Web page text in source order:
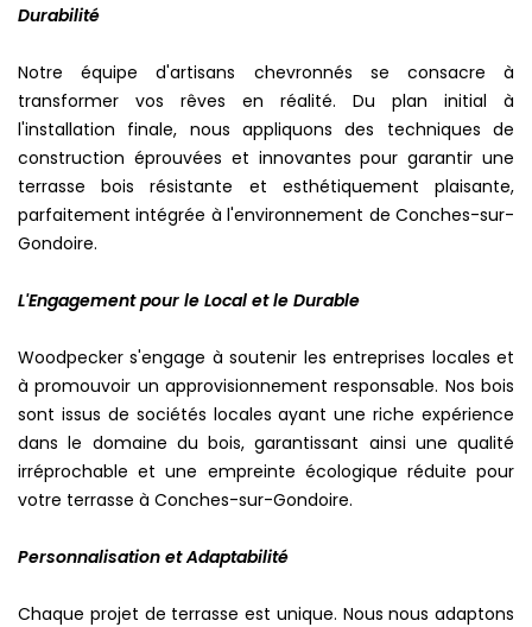
Durabilité
Notre équipe d'artisans chevronnés se consacre à
transformer vos rêves en réalité. Du plan initial à
l'installation finale, nous appliquons des techniques de
construction éprouvées et innovantes pour garantir une
terrasse bois résistante et esthétiquement plaisante,
parfaitement intégrée à l'environnement de Conches-sur-
Gondoire.
L'Engagement pour le Local et le Durable
Woodpecker s'engage à soutenir les entreprises locales et
à promouvoir un approvisionnement responsable. Nos bois
sont issus de sociétés locales ayant une riche expérience
dans le domaine du bois, garantissant ainsi une qualité
irréprochable et une empreinte écologique réduite pour
votre terrasse à Conches-sur-Gondoire.
Personnalisation et Adaptabilité
Chaque projet de terrasse est unique. Nous nous adaptons